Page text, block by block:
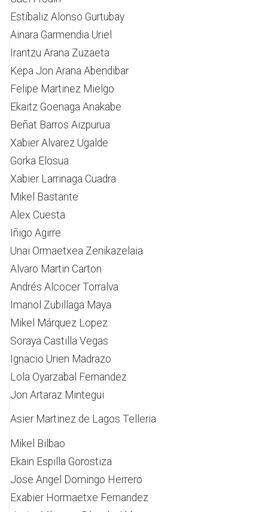
Estíbaliz Alonso Gurtubay
Ainara Garmendia Uriel
Irantzu Arana Zuzaeta
Kepa Jon Arana Abendibar
Felipe Martinez Mielgo
Ekaitz Goenaga Anakabe
Beñat Barros Aizpurua
Xabier Alvarez Ugalde
Gorka Elosua
Xabier Larrinaga Cuadra
Mikel Bastante
Alex Cuesta
Iñigo Agirre
Unai Ormaetxea Zenikazelaia
Alvaro Martin Carton
Andrés Alcocer Torralva
Imanol Zubillaga Maya
Mikel Márquez Lopez
Soraya Castilla Vegas
Ignacio Urien Madrazo
Lola Oyarzabal Fernandez
Jon Artaraz Mintegui
Asier Martinez de Lagos Telleria
Mikel Bilbao
Ekain Espilla Gorostiza
Jose Angel Domingo Herrero
Exabier Hormaetxe Fernandez